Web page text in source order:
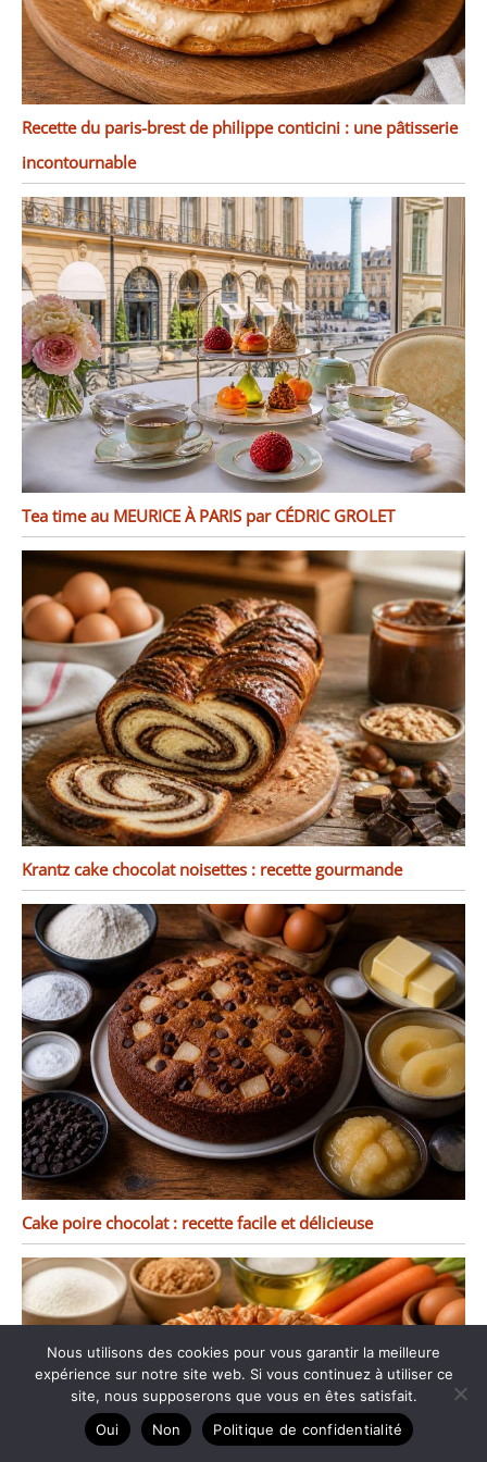
possibilités d'utilisation à
d'autres aliments tels
que les pizzas et les
lasagnes.
Recette du paris-brest de philippe conticini : une pâtisserie
incontournable
Tea time au MEURICE À PARIS par CÉDRIC GROLET
Krantz cake chocolat noisettes : recette gourmande
Cake poire chocolat : recette facile et délicieuse
Nous utilisons des cookies pour vous garantir la meilleure
expérience sur notre site web. Si vous continuez à utiliser ce
site, nous supposerons que vous en êtes satisfait.
Oui
Non Politique de confidentialité